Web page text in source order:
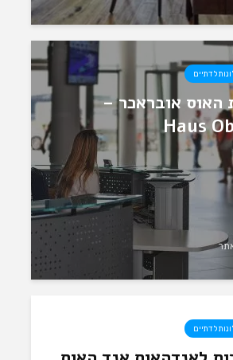
לדתיים
האוס אובראכר –
Haus
לדתיים